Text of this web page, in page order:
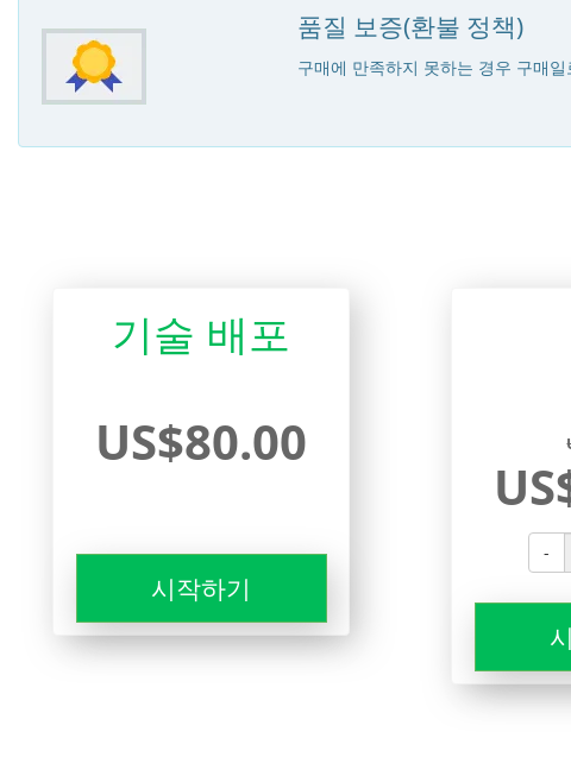
품질 보증(환불 정책)
구매에 만족하지 못하는 경우 구매
기술 배포
US$80.00
시작하기
-